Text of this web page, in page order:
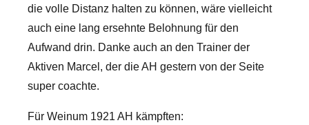
die volle Distanz halten zu können, wäre vielleicht
auch eine lang ersehnte Belohnung für den
Aufwand drin. Danke auch an den Trainer der
Aktiven Marcel, der die AH gestern von der Seite
super coachte.
Für Weinum 1921 AH kämpften: